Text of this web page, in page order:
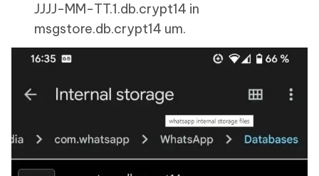
JJJJ-MM-TT.1.db.crypt14 in
msgstore.db.crypt14 um.